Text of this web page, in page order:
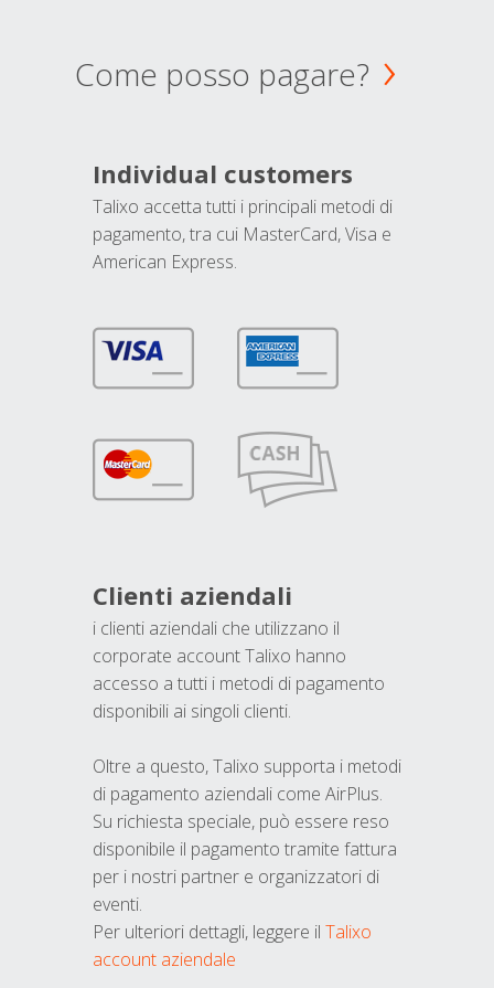
Come posso pagare?
Individual customers
Talixo accetta tutti i principali metodi di
pagamento, tra cui MasterCard, Visa e
American Express.
Clienti aziendali
i clienti aziendali che utilizzano il
corporate account Talixo hanno
accesso a tutti i metodi di pagamento
disponibili ai singoli clienti.
Oltre a questo, Talixo supporta i metodi
di pagamento aziendali come AirPlus.
Su richiesta speciale, può essere reso
disponibile il pagamento tramite fattura
per i nostri partner e organizzatori di
eventi.
Per ulteriori dettagli, leggere il Talixo
account aziendale